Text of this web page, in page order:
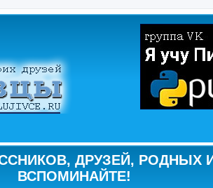
ДРУЗЕЙ, РОДНЫХ
ВСПОМИНАЙТЕ!